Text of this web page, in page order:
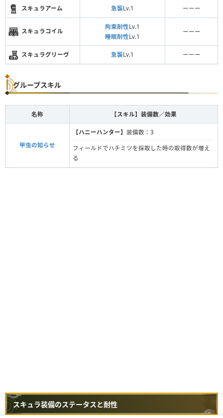
スキュラアーム 急襲Lv.1 ーーー
スキュラコイル
拘束耐性Lv.1
睡眠耐性Lv.1
ーーー
スキュラグリーヴ 急襲Lv.1 ーーー
グループスキル
名称 【スキル】装備数／効果
甲虫の知らせ
【ハニーハンター】 装備数：3
フィールドでハチミツを採取した時の取得数が増え
る
スキュラ装備のステータスと耐性